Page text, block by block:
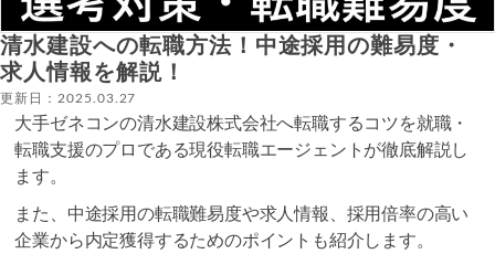
清水建設への転職方法！中途採用の難易度・
求人情報を解説！
更新日：2025.03.27
大手ゼネコンの清水建設株式会社へ転職するコツを就職・
転職支援のプロである現役転職エージェントが徹底解説し
ます。
また、中途採用の転職難易度や求人情報、採用倍率の高い
企業から内定獲得するためのポイントも紹介します。